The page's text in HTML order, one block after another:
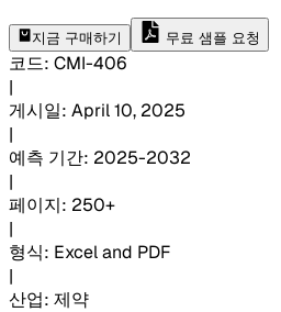
지금 구매하기 무료 샘플 요청
코드: CMI-406
|
게시일: April 10, 2025
|
예측 기간: 2025-2032
|
페이지: 250+
|
형식: Excel and PDF
|
산업: 제약